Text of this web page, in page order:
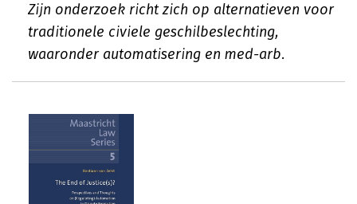
Zijn onderzoek richt zich op alternatieven voor
traditionele civiele geschilbeslechting,
waaronder automatisering en med-arb.